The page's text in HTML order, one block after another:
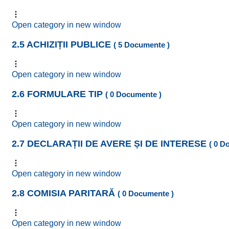
Open category in new window
2.5 ACHIZIȚII PUBLICE ( 5 Documente )
Open category in new window
2.6 FORMULARE TIP ( 0 Documente )
Open category in new window
2.7 DECLARAȚII DE AVERE ȘI DE INTERESE ( 0
Open category in new window
2.8 COMISIA PARITARĂ ( 0 Documente )
Open category in new window